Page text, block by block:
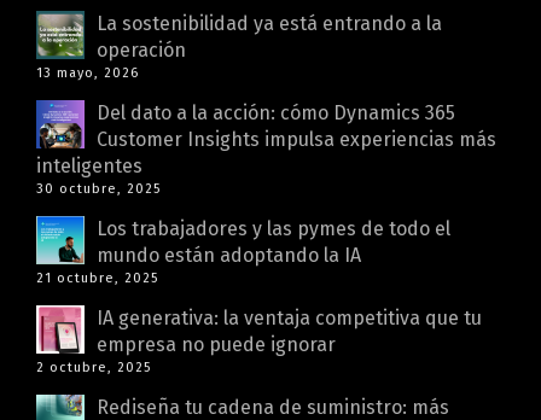
La sostenibilidad ya está entrando a la
operación
13 mayo, 2026
Del dato a la acción: cómo Dynamics 365
Customer Insights impulsa experiencias más
inteligentes
30 octubre, 2025
Los trabajadores y las pymes de todo el
mundo están adoptando la IA
21 octubre, 2025
IA generativa: la ventaja competitiva que tu
empresa no puede ignorar
2 octubre, 2025
Rediseña tu cadena de suministro: más